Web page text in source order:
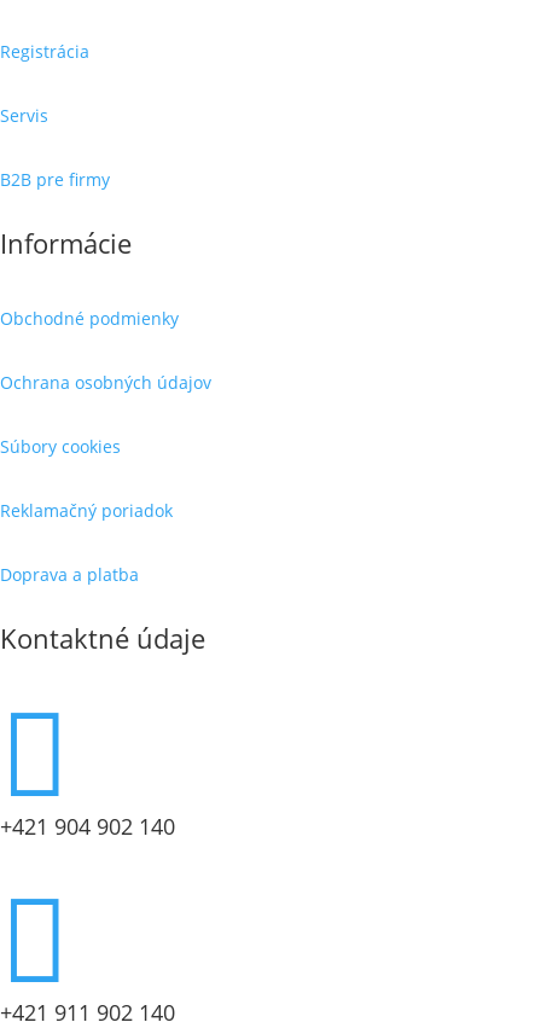
Registrácia
Servis
B2B pre firmy
Informácie
Obchodné podmienky
Ochrana osobných údajov
Súbory cookies
Reklamačný poriadok
Doprava a platba
Kontaktné údaje

+421 904 902 140

+421 911 902 140